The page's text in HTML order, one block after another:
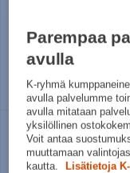
Norm. hinta:69,95€
30pv alin hinta: 59,95€
Parempaa
avulla
K-ryhmä
avulla palvelumme
avulla mitataan
yksilöllinen
Voit antaa
muuttamaan
kautta.
Lisätietoja